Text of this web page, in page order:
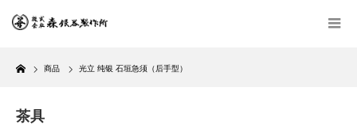
Home
商品 光立 纯银 石垣急须（后手型）
茶具